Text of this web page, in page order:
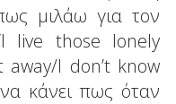
μιλάω για τον
live those lonely
I don’t know
κάνει πως όταν